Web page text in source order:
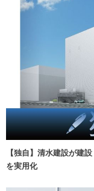
【独自】清水建設が建
を実用化